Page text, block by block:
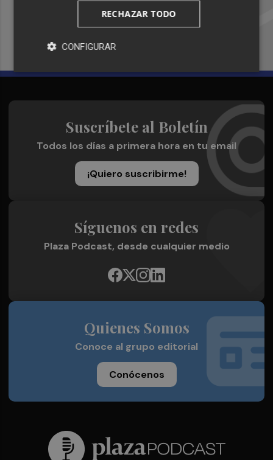
Plaza Podcast en tu correo
Suscríbete al Boletín
Todos los días a primera hora en tu email
¡Quiero suscribirme!
Síguenos en redes
Plaza Podcast, desde cualquier medio
Quienes Somos
Conoce al grupo editorial
Conócenos
RECHAZAR TODO
CONFIGURAR